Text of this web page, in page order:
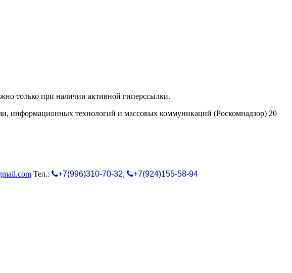
только при наличии активной гиперссылки.
информационных технологий и массовых коммуникаций (Роскомнадзор) 20
Тел.: +7(996)310-70-32,
+7(924)155-58-94